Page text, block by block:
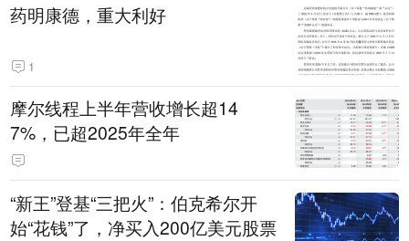
药明康德，重大利好
1
摩尔线程上半年营收增长超14
7%，已超2025年全年
“新王”登基“三把火”：伯克希尔开
始“花钱”了，净买入200亿美元股票